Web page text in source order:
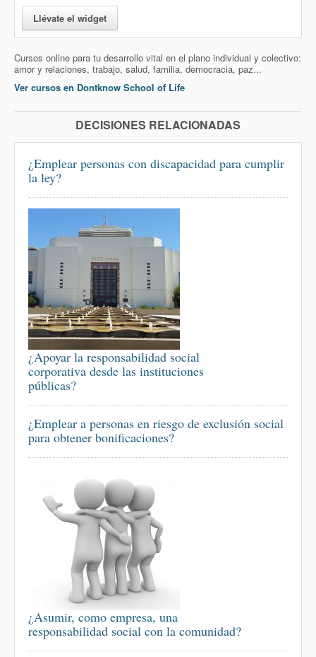
Llévate el widget
Cursos online para tu desarrollo vital en el plano individual y colectivo:
amor y relaciones, trabajo, salud, familia, democracia, paz...
Ver cursos en Dontknow School of Life
DECISIONES RELACIONADAS
¿Emplear personas con discapacidad para cumplir
la ley?
¿Apoyar la responsabilidad social
corporativa desde las instituciones
públicas?
¿Emplear a personas en riesgo de exclusión social
para obtener bonificaciones?
¿Asumir, como empresa, una
responsabilidad social con la comunidad?